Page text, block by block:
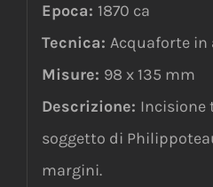
Epoca: 1870 ca
Tecnica: Acquaforte in
Misure: 98 x 135 mm
Descrizione: Incisione
soggetto di
margini.